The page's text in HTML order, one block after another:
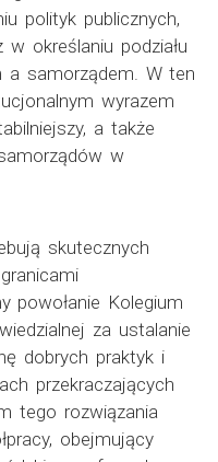
polityk publicznych,
określaniu podziału
a samorządem. W ten
wyrazem
a także
w
skutecznych
powołanie Kolegium
za ustalanie
dobrych praktyk i
przekraczających
tego rozwiązania
obejmujący